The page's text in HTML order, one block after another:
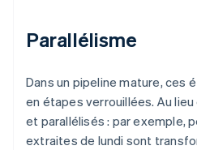
Parallélisme
Dans un pipeline mature, ces
en étapes verrouillées. Au
et parallélisés : par exemple,
extraites de lundi sont